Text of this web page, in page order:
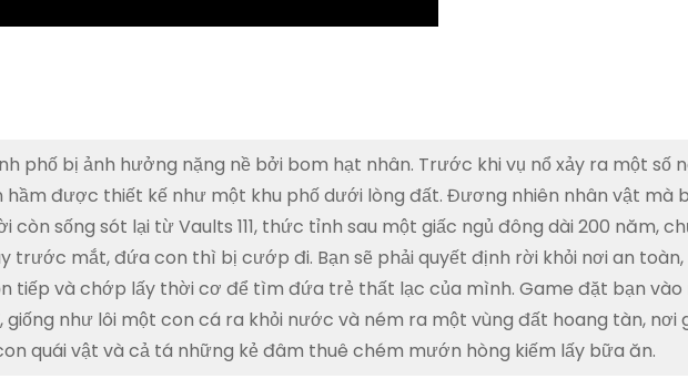
phố bị ảnh hưởng nặng nề bởi bom hạt nhân. Trước khi vụ nổ xảy ra một số
được thiết kế như một khu phố dưới lòng đất. Đương nhiên nhân vật mà
sống sót lại từ Vaults 111, thức tỉnh sau một giấc ngủ đông dài 200 năm,
trước mắt, đứa con thì bị cướp đi. Bạn sẽ phải quyết định rời khỏi nơi an toàn,
tiếp và chớp lấy thời cơ để tìm đứa trẻ thất lạc của mình. Game đặt bạn vào
giống như lôi một con cá ra khỏi nước và ném ra một vùng đất hoang tàn, nơi
quái vật và cả tá những kẻ đâm thuê chém mướn hòng kiếm lấy bữa ăn.